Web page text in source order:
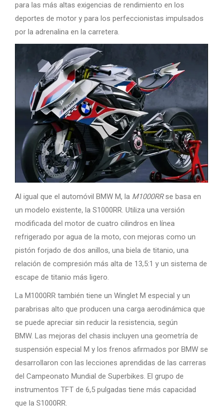
para las más altas exigencias de rendimiento en los
deportes de motor y para los perfeccionistas impulsados ​​
por la adrenalina en la carretera.
Al igual que el automóvil BMW M, la M1000RRse basa en
un modelo existente, la S1000RR. Utiliza una versión
modificada del motor de cuatro cilindros en línea
refrigerado por agua de la moto, con mejoras como un
pistón forjado de dos anillos, una biela de titanio, una
relación de compresión más alta de 13,5:1 y un sistema de
escape de titanio más ligero.
La M1000RR también tiene un Winglet M especial y un
parabrisas alto que producen una carga aerodinámica que
se puede apreciar sin reducir la resistencia, según
BMW. Las mejoras del chasis incluyen una geometría de
suspensión especial M y los frenos afirmados por BMW se
desarrollaron con las lecciones aprendidas de las carreras
del Campeonato Mundial de Superbikes. El grupo de
instrumentos TFT de 6,5 pulgadas tiene más capacidad
que la S1000RR.